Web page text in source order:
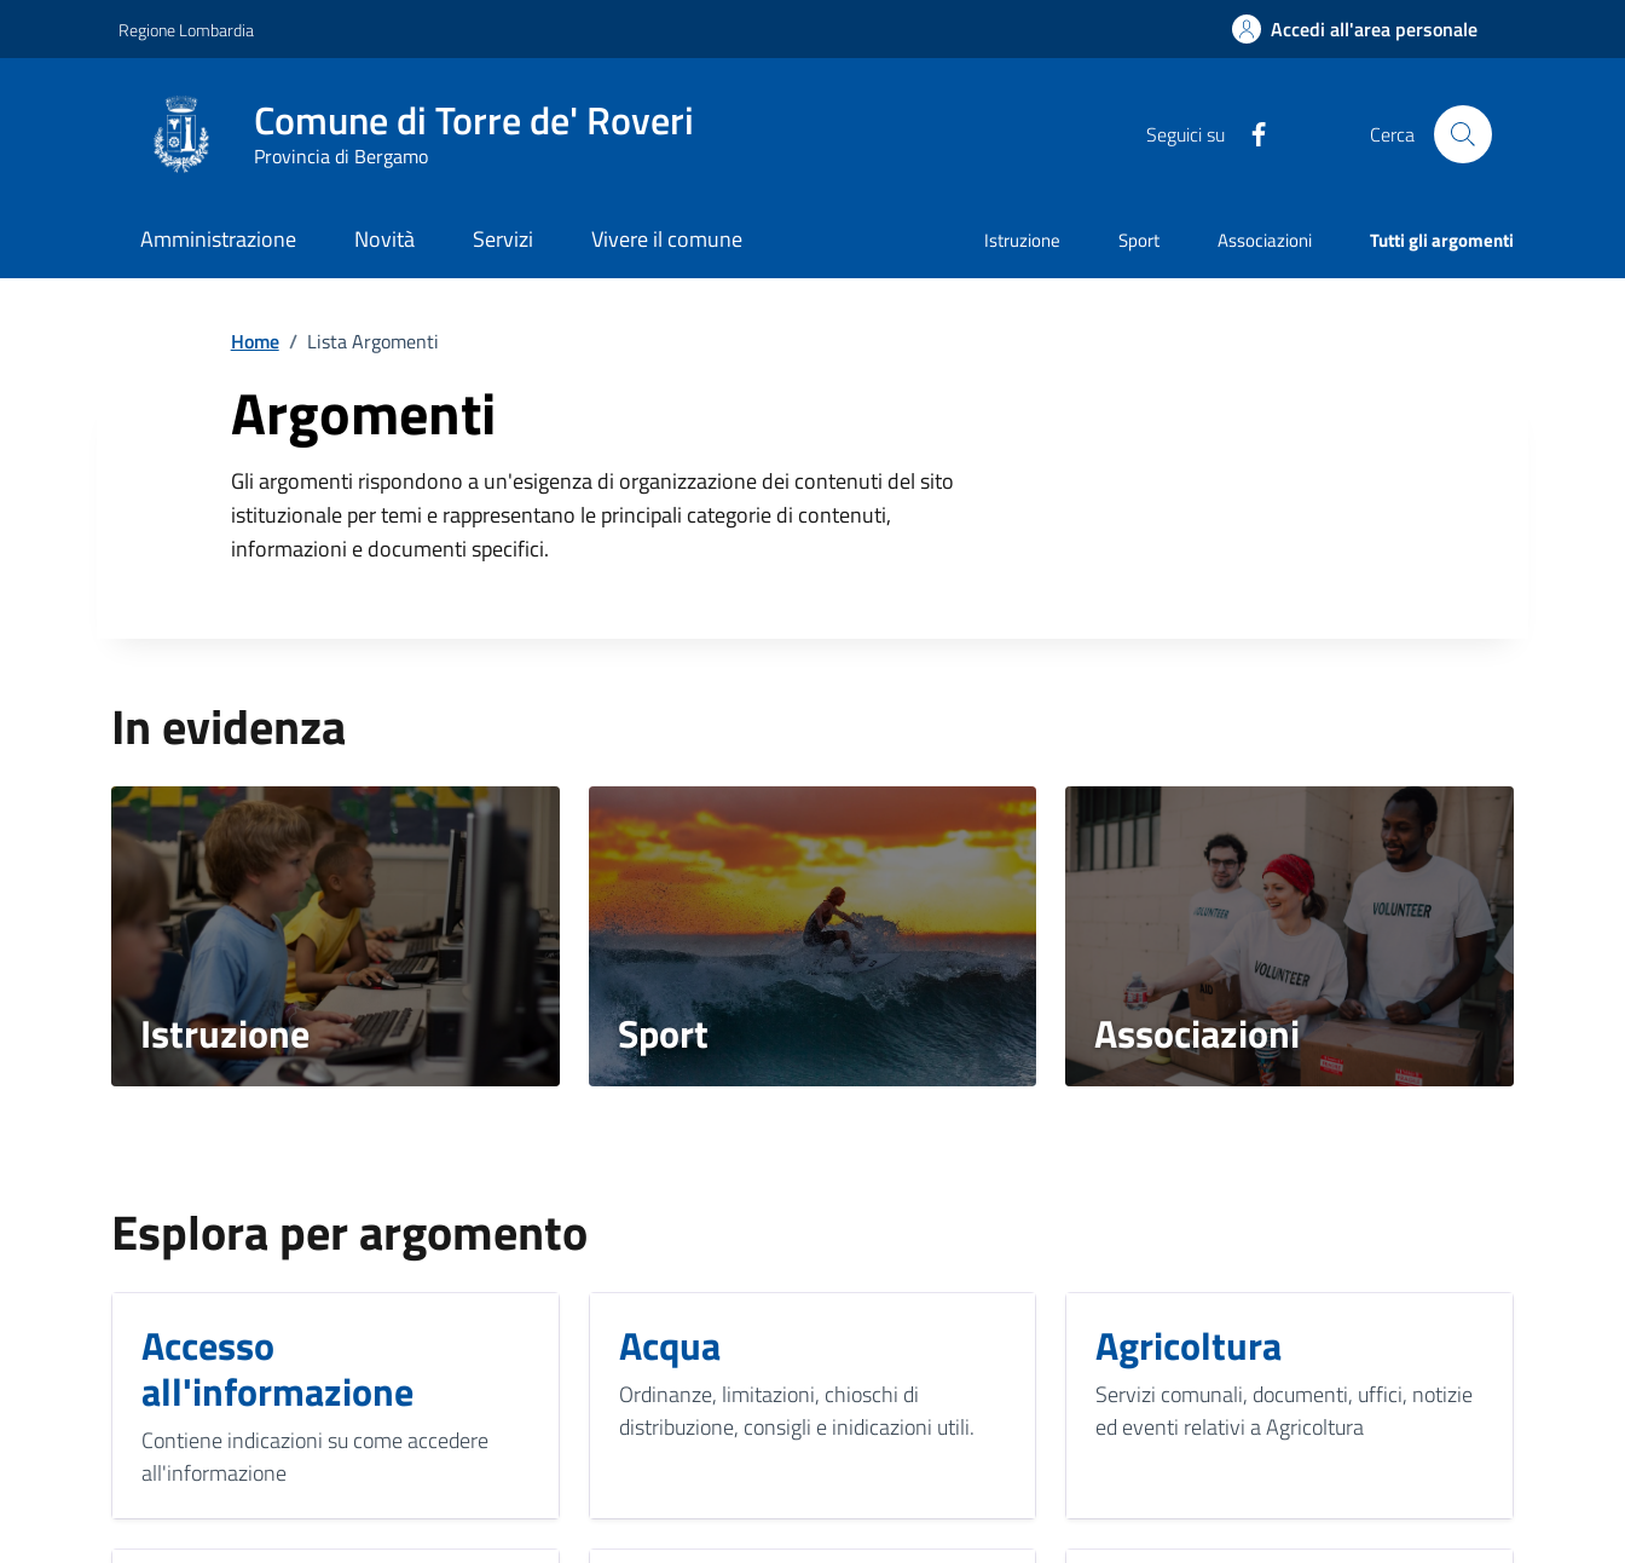
Regione Lombardia Accedi all'area personale
Comune di Torre de' Roveri
Provincia di Bergamo
Seguici su Cerca
Amministrazione Novità Servizi Vivere il comune Istruzione Sport Associazioni Tutti gli argomenti
Home / Lista Argomenti
Argomenti
Gli argomenti rispondono a un'esigenza di organizzazione dei contenuti del sito
istituzionale per temi e rappresentano le principali categorie di contenuti,
informazioni e documenti specifici.
In evidenza
Istruzione Sport Associazioni
Esplora per argomento
Accesso
all'informazione
Contiene indicazioni su come accedere
all'informazione
Acqua
Ordinanze, limitazioni, chioschi di
distribuzione, consigli e inidicazioni utili.
Agricoltura
Servizi comunali, documenti, uffici, notizie
ed eventi relativi a Agricoltura